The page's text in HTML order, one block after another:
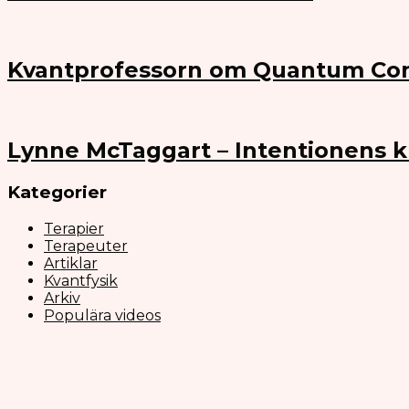
Kvantprofessorn om Quantum
Lynne McTaggart – Intentionens
Kategorier
Terapier
Terapeuter
Artiklar
Kvantfysik
Arkiv
Populära videos